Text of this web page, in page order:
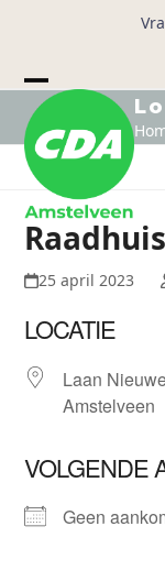
Open
mobile
menu
Close
mobile
menu
25 april 2023
LOCATIE
Laan
Amstelveen
VOLGENDE
Geen